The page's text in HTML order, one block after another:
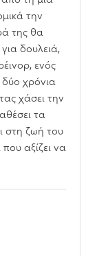
την
της θα
δουλειά,
ενός
χρόνια
χάσει την
τα
στη ζωή του
αξίζει να